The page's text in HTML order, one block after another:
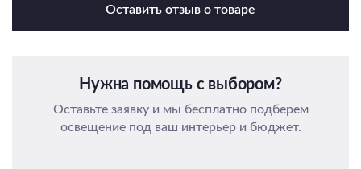
Оставить отзыв о товаре
Нужна помощь с выбором?
Оставьте заявку и мы бесплатно подберем
освещение под ваш интерьер и бюджет.